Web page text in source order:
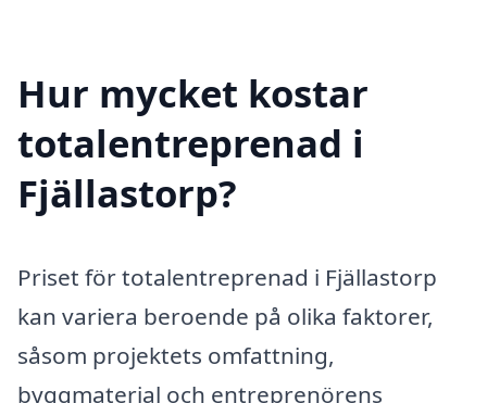
Hur mycket kostar
totalentreprenad i
Fjällastorp?
Priset för totalentreprenad i Fjällastorp
kan variera beroende på olika faktorer,
såsom projektets omfattning,
byggmaterial och entreprenörens